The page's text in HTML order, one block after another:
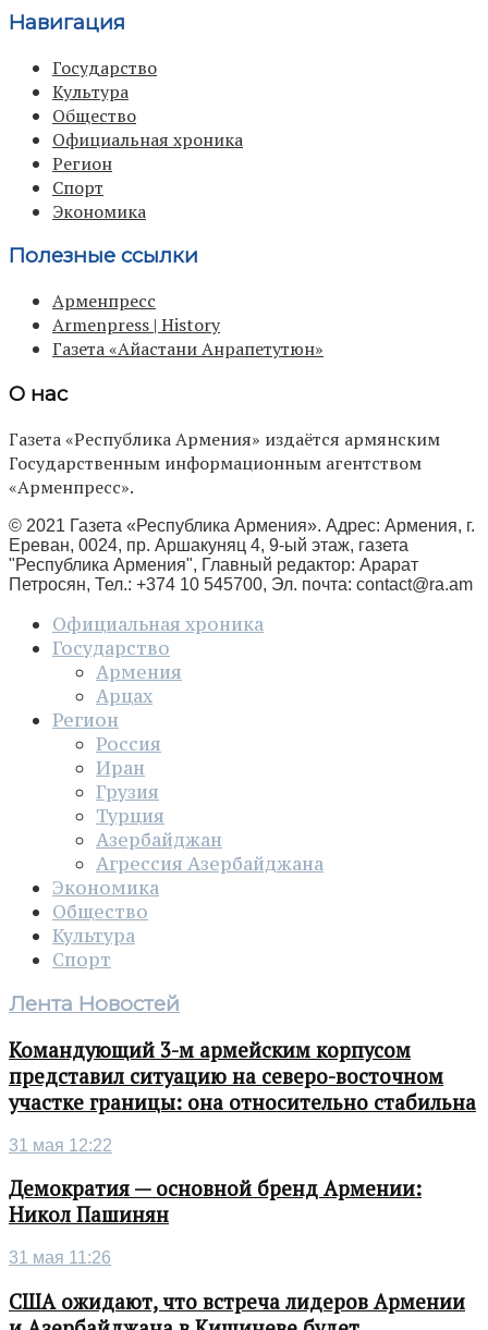
Навигация
Государство
Культура
Общество
Официальная хроника
Регион
Спорт
Экономика
Полезные ссылки
Арменпресс
Armenpress | History
Газета «Айастани Анрапетутюн»
О нас
Газета «Республика Армения» издаётся армянским
Государственным информационным агентством
«Арменпресс».
© 2021 Газета «Республика Армения». Адрес: Армения, г.
Ереван, 0024, пр. Аршакуняц 4, 9-ый этаж, газета
"Республика Армения", Главный редактор: Арарат
Петросян, Тел.: +374 10 545700, Эл. почта: contact@ra.am
Официальная хроника
Государство
Армения
Арцах
Регион
Россия
Иран
Грузия
Турция
Азербайджан
Агрессия Азербайджана
Экономика
Общество
Культура
Спорт
Лента Новостей
Командующий 3-м армейским корпусом
представил ситуацию на северо-восточном
участке границы: она относительно стабильна
31 мая 12:22
Демократия — основной бренд Армении:
Никол Пашинян
31 мая 11:26
США ожидают, что встреча лидеров Армении